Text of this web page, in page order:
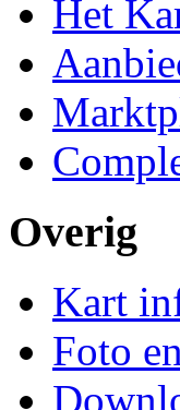
Het
Overig
Kart
Foto